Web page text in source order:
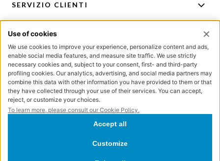
SERVIZIO CLIENTI
PER CONSIGLI E ACQUISTI
ISCRIZIONE NEWSLETTER